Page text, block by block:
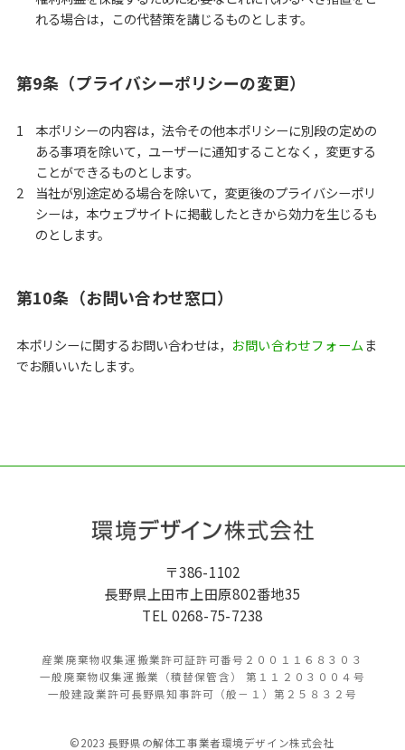
れる場合は，この代替策を講じるものとします。
第9条（プライバシーポリシーの変更）
本ポリシーの内容は，法令その他本ポリシーに別段の定めの
ある事項を除いて，ユーザーに通知することなく，変更する
ことができるものとします。
当社が別途定める場合を除いて，変更後のプライバシーポリ
シーは，本ウェブサイトに掲載したときから効力を生じるも
のとします。
第10条（お問い合わせ窓口）
本ポリシーに関するお問い合わせは， お問い合わせフォームま
でお願いいたします。
〒386-1102
長野県上田市上田原802番地35
TEL 0268-75-7238
産業廃棄物収集運搬業許可証許可番号２００１１６８３０３
一般廃棄物収集運搬業（積替保管含） 第１１２０３００４号
一般建設業許可長野県知事許可（般－１）第２５８３２号
©2023 長野県の解体工事業者環境デザイン株式会社